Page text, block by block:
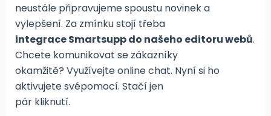
neustále připravujeme spoustu novinek a
vylepšení. Za zmínku stojí třeba
integrace Smartsupp do našeho editoru webů.
Chcete komunikovat se zákazníky
okamžitě? Využívejte online chat. Nyní si ho
aktivujete svépomocí. Stačí jen
pár kliknutí.